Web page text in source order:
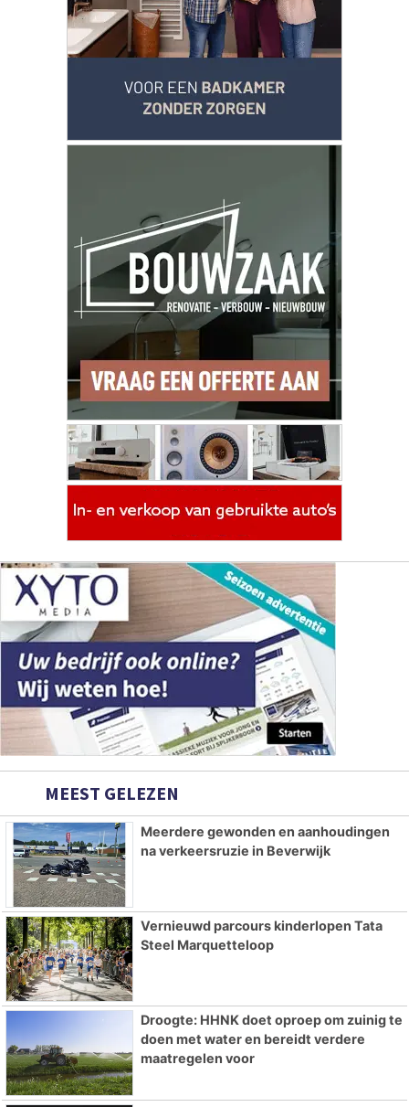
MEEST GELEZEN
Meerdere gewonden en aanhoudingen
na verkeersruzie in Beverwijk
Vernieuwd parcours kinderlopen Tata
Steel Marquetteloop
Droogte: HHNK doet oproep om zuinig te
doen met water en bereidt verdere
maatregelen voor